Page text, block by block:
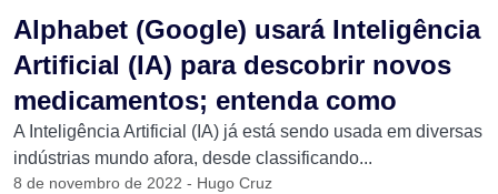
Alphabet (Google) usará Inteligência
Artificial (IA) para descobrir novos
medicamentos; entenda como
A Inteligência Artificial (IA) já está sendo usada em diversas
indústrias mundo afora, desde classificando...
8 de novembro de 2022 - Hugo Cruz